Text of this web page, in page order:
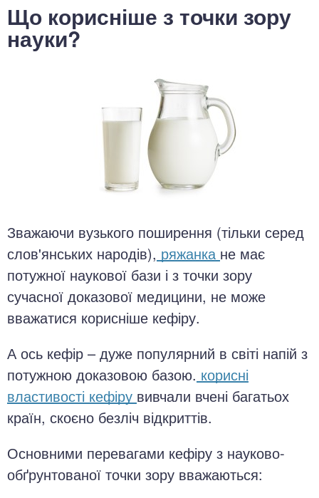
Що корисніше з точки зору
науки?
Зважаючи вузького поширення (тільки серед
слов'янських народів), ряжанка не має
потужної наукової бази і з точки зору
сучасної доказової медицини, не може
вважатися корисніше кефіру.
А ось кефір – дуже популярний в світі напій з
потужною доказовою базою. корисні
властивості кефіру вивчали вчені багатьох
країн, скоєно безліч відкриттів.
Основними перевагами кефіру з науково-
обґрунтованої точки зору вважаються: